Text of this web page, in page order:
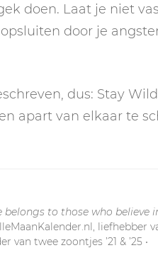
doen. Laat je niet
opsluiten door je
dus: Stay
apart van elkaar te
belongs to those who believe
liefhebber
twee zoontjes ’21 & ’25 •